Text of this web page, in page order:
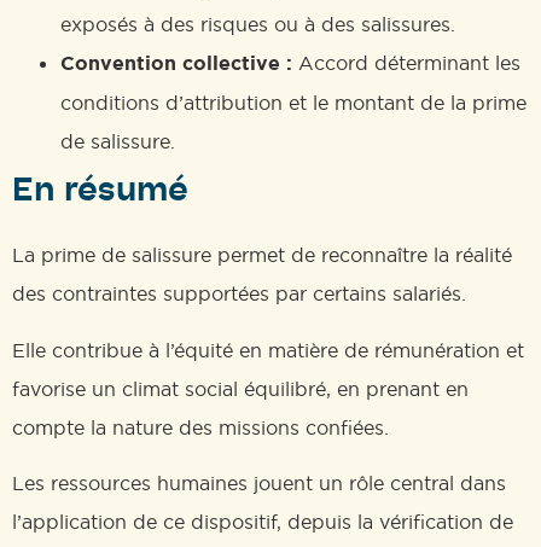
exposés à des risques ou à des salissures.
Convention collective : Accord déterminant les
conditions d’attribution et le montant de la prime
de salissure.
En résumé
La prime de salissure permet de reconnaître la réalité
des contraintes supportées par certains salariés.
Elle contribue à l’équité en matière de rémunération et
favorise un climat social équilibré, en prenant en
compte la nature des missions confiées.
Les ressources humaines jouent un rôle central dans
l’application de ce dispositif, depuis la vérification de